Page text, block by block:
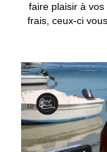
faire plaisir à
frais, ceux-ci